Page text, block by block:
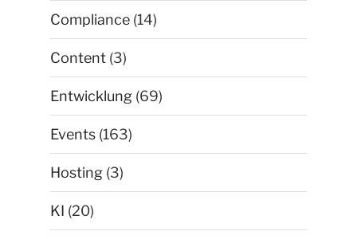
Compliance (14)
Content (3)
Entwicklung (69)
Events (163)
Hosting (3)
KI (20)